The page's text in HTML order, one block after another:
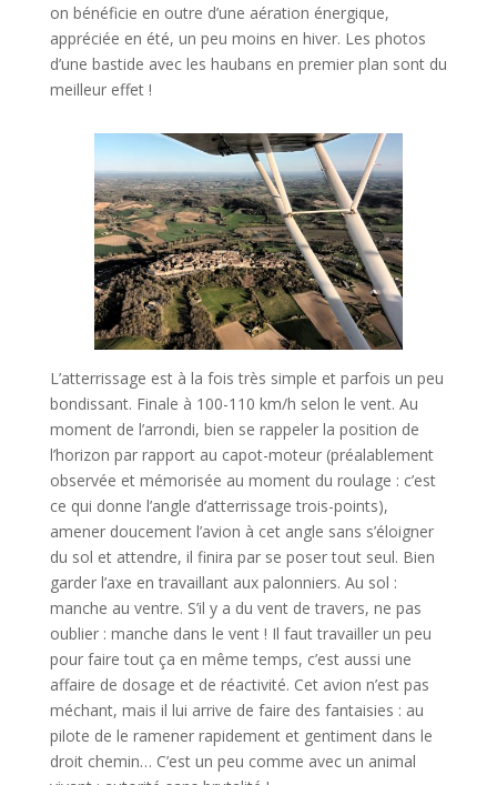
on bénéficie en outre d’une aération énergique,
appréciée en été, un peu moins en hiver. Les photos
d’une bastide avec les haubans en premier plan sont du
meilleur effet !
L’atterrissage est à la fois très simple et parfois un peu
bondissant. Finale à 100-110 km/h selon le vent. Au
moment de l’arrondi, bien se rappeler la position de
l’horizon par rapport au capot-moteur (préalablement
observée et mémorisée au moment du roulage : c’est
ce qui donne l’angle d’atterrissage trois-points),
amener doucement l’avion à cet angle sans s’éloigner
du sol et attendre, il finira par se poser tout seul. Bien
garder l’axe en travaillant aux palonniers. Au sol :
manche au ventre. S’il y a du vent de travers, ne pas
oublier : manche dans le vent ! Il faut travailler un peu
pour faire tout ça en même temps, c’est aussi une
affaire de dosage et de réactivité. Cet avion n’est pas
méchant, mais il lui arrive de faire des fantaisies : au
pilote de le ramener rapidement et gentiment dans le
droit chemin… C’est un peu comme avec un animal